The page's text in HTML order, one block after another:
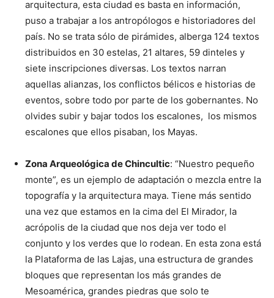
arquitectura, esta ciudad es basta en información,
puso a trabajar a los antropólogos e historiadores del
país. No se trata sólo de pirámides, alberga 124 textos
distribuidos en 30 estelas, 21 altares, 59 dinteles y
siete inscripciones diversas. Los textos narran
aquellas alianzas, los conflictos bélicos e historias de
eventos, sobre todo por parte de los gobernantes. No
olvides subir y bajar todos los escalones, los mismos
escalones que ellos pisaban, los Mayas.
Zona Arqueológica de Chincultic: “Nuestro pequeño
monte”, es un ejemplo de adaptación o mezcla entre la
topografía y la arquitectura maya. Tiene más sentido
una vez que estamos en la cima del El Mirador, la
acrópolis de la ciudad que nos deja ver todo el
conjunto y los verdes que lo rodean. En esta zona está
la Plataforma de las Lajas, una estructura de grandes
bloques que representan los más grandes de
Mesoamérica, grandes piedras que solo te